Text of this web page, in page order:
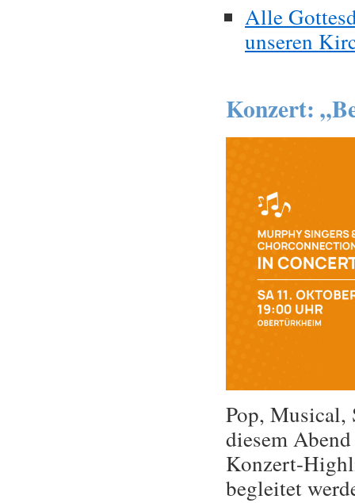
Alle
unseren
Konzert:
Pop, Musical,
diesem
Konzert-
begleitet